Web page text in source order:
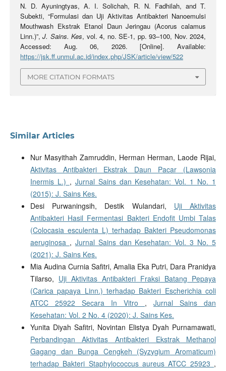
N. D. Ayuningtyas, A. I. Solichah, R. N. Fadhilah, and T.
Subekti, “Formulasi dan Uji Aktivitas Antibakteri Nanoemulsi
Mouthwash Ekstrak Etanol Daun Jeringau (Acorus calamus
Linn.)”,J. Sains. Kes, vol. 4, no. SE-1, pp. 93–100, Nov. 2024,
Accessed: Aug. 06, 2026. [Online]. Available:
https://jsk.ff.unmul.ac.id/index.php/JSK/article/view/522
MORE CITATION FORMATS
Similar Articles
Nur Masyithah Zamruddin, Herman Herman, Laode Rijai,
Aktivitas Antibakteri Ekstrak Daun Pacar (Lawsonia
Inermis L.) , Jurnal Sains dan Kesehatan: Vol. 1 No. 1
(2015): J. Sains Kes.
Desi Purwaningsih, Destik Wulandari, Uji Aktivitas
Antibakteri Hasil Fermentasi Bakteri Endofit Umbi Talas
(Colocasia esculenta L) terhadap Bakteri Pseudomonas
aeruginosa , Jurnal Sains dan Kesehatan: Vol. 3 No. 5
(2021): J. Sains Kes.
Mia Audina Curnia Safitri, Amalia Eka Putri, Dara Pranidya
Tilarso, Uji Aktivitas Antibakteri Fraksi Batang Pepaya
(Carica papaya Linn.) terhadap Bakteri Escherichia coli
ATCC 25922 Secara In Vitro ,Jurnal Sains dan
Kesehatan: Vol. 2 No. 4 (2020): J. Sains Kes.
Yunita Diyah Safitri, Novintan Elistya Dyah Purnamawati,
Perbandingan Aktivitas Antibakteri Ekstrak Methanol
Gagang dan Bunga Cengkeh (Syzygium Aromaticum)
terhadap Bakteri Staphylococcus aureus ATCC 25923 ,